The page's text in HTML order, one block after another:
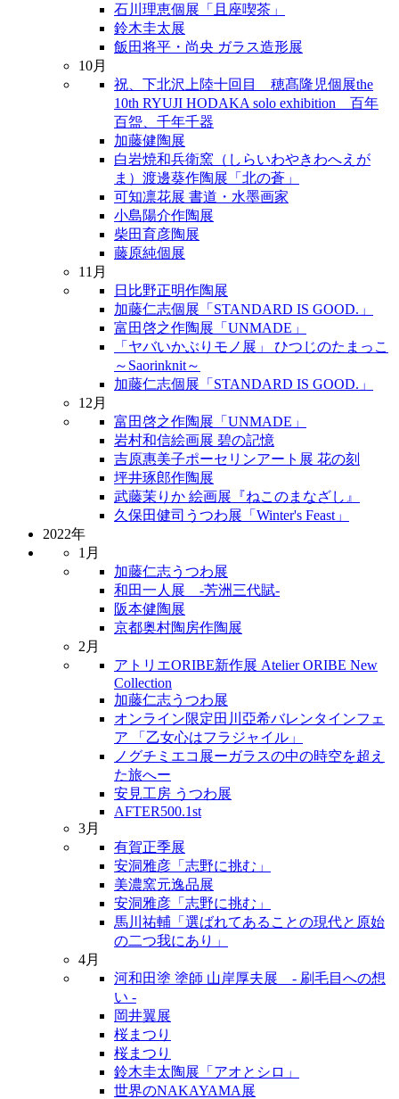
石川理恵個展「且座喫茶」
鈴木圭太展
飯田将平・尚央 ガラス造形展
10月
祝、下北沢上陸十回目 穂髙隆児個展the
10th RYUJI HODAKA solo exhibition 百年
百盌、千年千器
加藤健陶展
白岩焼和兵衛窯（しらいわやきわへえが
ま）渡邊葵作陶展「北の蒼」
可知凛花展 書道・水墨画家
小島陽介作陶展
柴田育彦陶展
藤原純個展
11月
日比野正明作陶展
加藤仁志個展「STANDARD IS GOOD.」
富田啓之作陶展「UNMADE」
「ヤバいかぶりモノ展」 ひつじのたまっこ
～Saorinknit～
加藤仁志個展「STANDARD IS GOOD.」
12月
富田啓之作陶展「UNMADE」
岩村和信絵画展 碧の記憶
吉原惠美子ポーセリンアート展 花の刻
坪井琢郎作陶展
武藤茉りか 絵画展『ねこのまなざし』
久保田健司うつわ展「Winter's Feast」
2022年
1月
加藤仁志うつわ展
和田一人展 -芳洲三代賦-
阪本健陶展
京都奥村陶房作陶展
2月
アトリエORIBE新作展 Atelier ORIBE New
Collection
加藤仁志うつわ展
オンライン限定田川亞希バレンタインフェ
ア 「乙女心はフラジャイル」
ノグチミエコ展ーガラスの中の時空を超え
た旅へー
安見工房 うつわ展
AFTER500.1st
3月
有賀正季展
安洞雅彦「志野に挑む」
美濃窯元逸品展
安洞雅彦「志野に挑む」
馬川祐輔「選ばれてあることの現代と原始
の二つ我にあり」
4月
河和田塗 塗師 山岸厚夫展 - 刷毛目への想
い -
岡井翼展
桜まつり
桜まつり
鈴木圭太陶展「アオとシロ」
世界のNAKAYAMA展